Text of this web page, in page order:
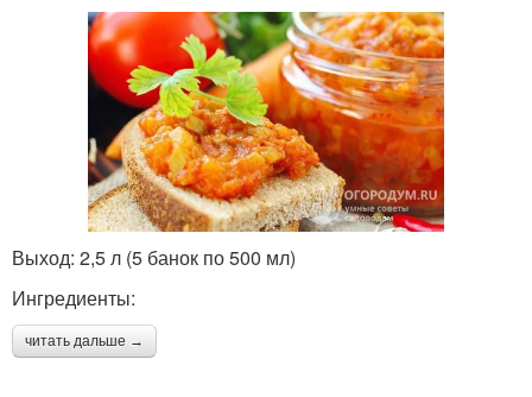
Выход: 2,5 л (5 банок по 500 мл)
Ингредиенты:
читать дальше →